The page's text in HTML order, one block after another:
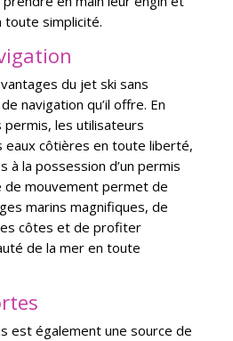
toute simplicité.
du jet ski sans
navigation qu’il offre. En
permis, les utilisateurs
eaux côtières en toute liberté,
à la possession d’un permis
de mouvement permet de
marins magnifiques, de
côtes et de profiter
de la mer en toute
est également une source de